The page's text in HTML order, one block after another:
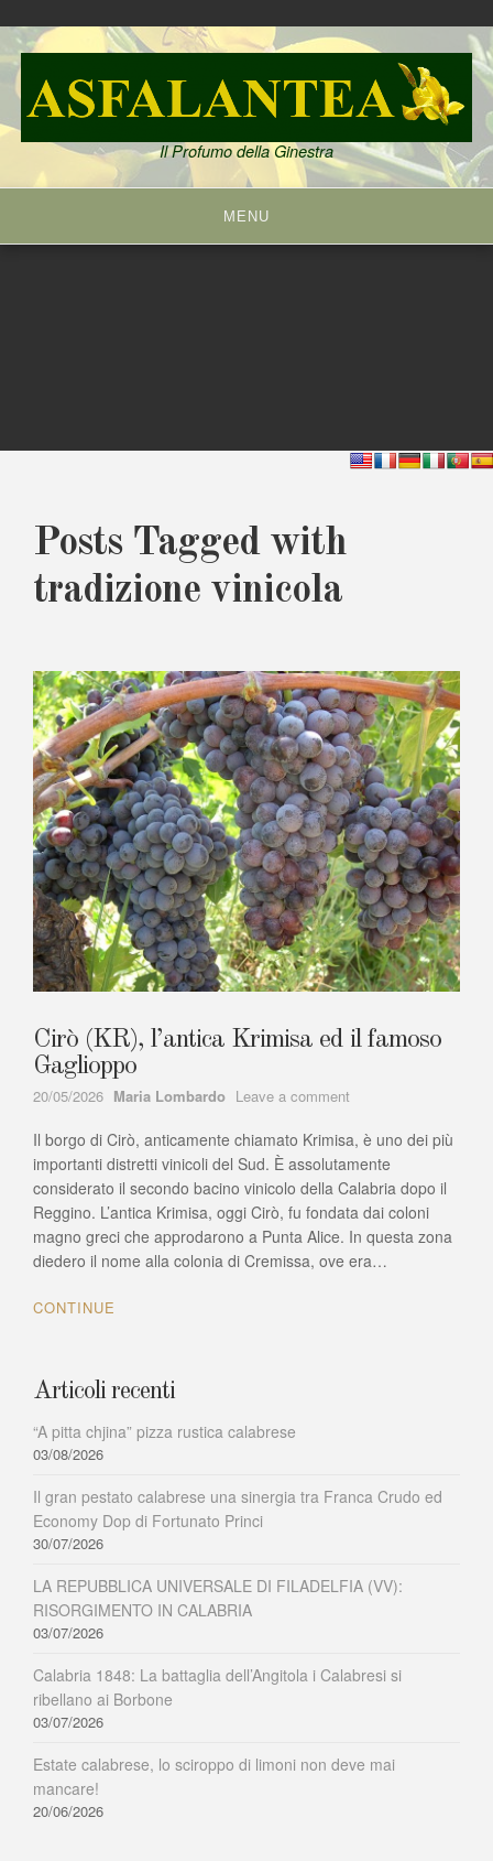
Skip
to
content
Il Profumo della Ginestra
MENU
Posts Tagged with
tradizione vinicola
Cirò (KR), l’antica Krimisa ed il famoso
Gaglioppo
20/05/2026 Author
Maria Lombardo Leave a comment
(KR),
l’antica
Krimisa
il
famoso
Gaglioppo
Il borgo di Cirò, anticamente chiamato Krimisa, è uno dei più
importanti distretti vinicoli del Sud. È assolutamente
considerato il secondo bacino vinicolo della Calabria dopo il
Reggino. L’antica Krimisa, oggi Cirò, fu fondata dai coloni
magno greci che approdarono a Punta Alice. In questa zona
diedero il nome alla colonia di Cremissa, ove era…
CONTINUE
Articoli recenti
“A pitta chjina” pizza rustica calabrese
03/08/2026
Il gran pestato calabrese una sinergia tra Franca Crudo ed
Economy Dop di Fortunato Princi
30/07/2026
LA REPUBBLICA UNIVERSALE DI FILADELFIA (VV):
RISORGIMENTO IN CALABRIA
03/07/2026
Calabria 1848: La battaglia dell’Angitola i Calabresi si
ribellano ai Borbone
03/07/2026
Estate calabrese, lo sciroppo di limoni non deve mai
mancare!
20/06/2026